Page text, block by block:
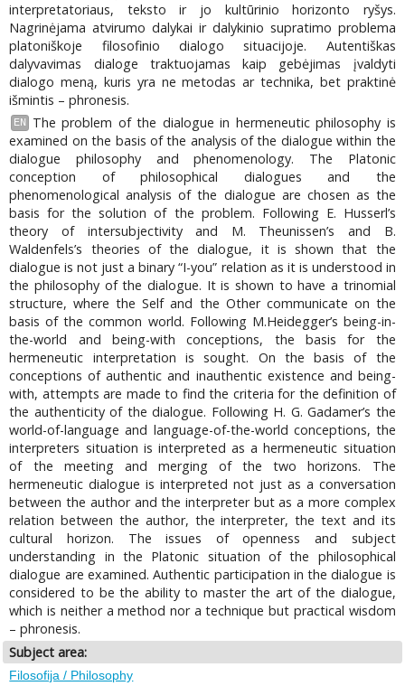
interpretatoriaus, teksto ir jo kultūrinio horizonto ryšys.
Nagrinėjama atvirumo dalykai ir dalykinio supratimo problema
platoniškoje filosofinio dialogo situacijoje. Autentiškas
dalyvavimas dialoge traktuojamas kaip gebėjimas įvaldyti
dialogo meną, kuris yra ne metodas ar technika, bet praktinė
išmintis – phronesis.
EN
The problem of the dialogue in hermeneutic philosophy is
examined on the basis of the analysis of the dialogue within the
dialogue philosophy and phenomenology. The Platonic
conception of philosophical dialogues and the
phenomenological analysis of the dialogue are chosen as the
basis for the solution of the problem. Following E. Husserl’s
theory of intersubjectivity and M. Theunissen’s and B.
Waldenfels’s theories of the dialogue, it is shown that the
dialogue is not just a binary “I-you” relation as it is understood in
the philosophy of the dialogue. It is shown to have a trinomial
structure, where the Self and the Other communicate on the
basis of the common world. Following M.Heidegger’s being-in-
the-world and being-with conceptions, the basis for the
hermeneutic interpretation is sought. On the basis of the
conceptions of authentic and inauthentic existence and being-
with, attempts are made to find the criteria for the definition of
the authenticity of the dialogue. Following H. G. Gadamer’s the
world-of-language and language-of-the-world conceptions, the
interpreters situation is interpreted as a hermeneutic situation
of the meeting and merging of the two horizons. The
hermeneutic dialogue is interpreted not just as a conversation
between the author and the interpreter but as a more complex
relation between the author, the interpreter, the text and its
cultural horizon. The issues of openness and subject
understanding in the Platonic situation of the philosophical
dialogue are examined. Authentic participation in the dialogue is
considered to be the ability to master the art of the dialogue,
which is neither a method nor a technique but practical wisdom
– phronesis.
Subject area:
Filosofija / Philosophy